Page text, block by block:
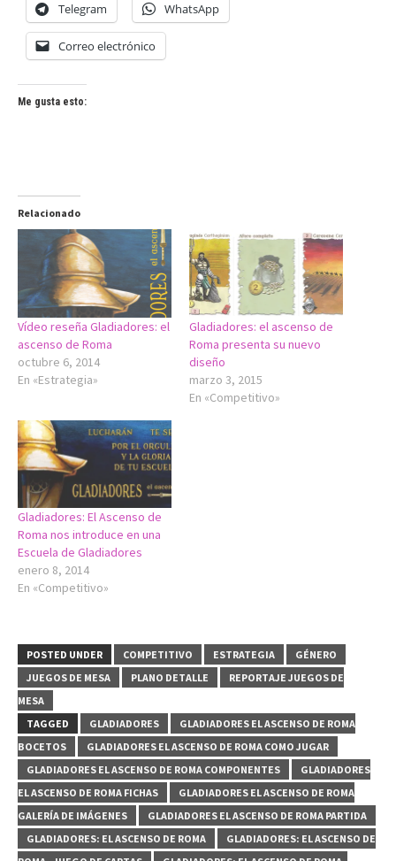
Telegram WhatsApp
Correo electrónico
Me gusta esto:
Relacionado
Vídeo reseña Gladiadores: el
ascenso de Roma
octubre 6, 2014
En «Estrategia»
Gladiadores: el ascenso de
Roma presenta su nuevo
diseño
marzo 3, 2015
En «Competitivo»
Gladiadores: El Ascenso de
Roma nos introduce en una
Escuela de Gladiadores
enero 8, 2014
En «Competitivo»
POSTED UNDER COMPETITIVO ESTRATEGIA
GÉNERO
JUEGOS DE MESA
PLANO DETALLE
REPORTAJE JUEGOS DE
MESA
TAGGED
GLADIADORES
GLADIADORES EL ASCENSO DE ROMA
BOCETOS
GLADIADORES EL ASCENSO DE ROMA COMO JUGAR
GLADIADORES EL ASCENSO DE ROMA COMPONENTES
GLADIADORES
EL ASCENSO DE ROMA FICHAS
GLADIADORES EL ASCENSO DE ROMA
GALERÍA DE IMÁGENES
GLADIADORES EL ASCENSO DE ROMA PARTIDA
GLADIADORES: EL ASCENSO DE ROMA
GLADIADORES: EL ASCENSO DE